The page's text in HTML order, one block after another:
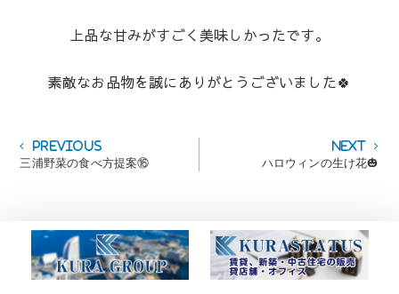
上品な甘みがすごく美味しかったです。
素敵なお品物を誠にありがとうございました🍀
投
稿
ゲ
ー
シ
PreviousPrevious
post:
三浦野菜の食べ方提案⑯
Next
ハロウィンの生け花🎃